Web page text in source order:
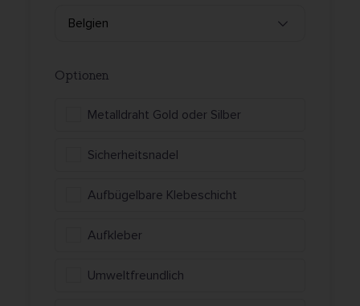
Optionen
Metalldraht Gold oder Silber
Sicherheitsnadel
Aufbügelbare Klebeschicht
Aufkleber
Umweltfreundlich